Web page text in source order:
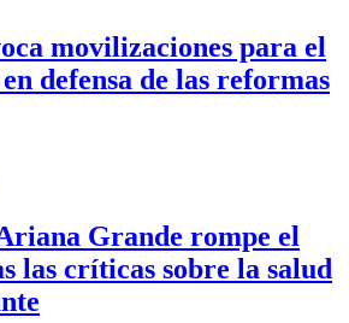
movilizaciones para el
defensa de las reformas
Grande rompe el
las críticas sobre la salud